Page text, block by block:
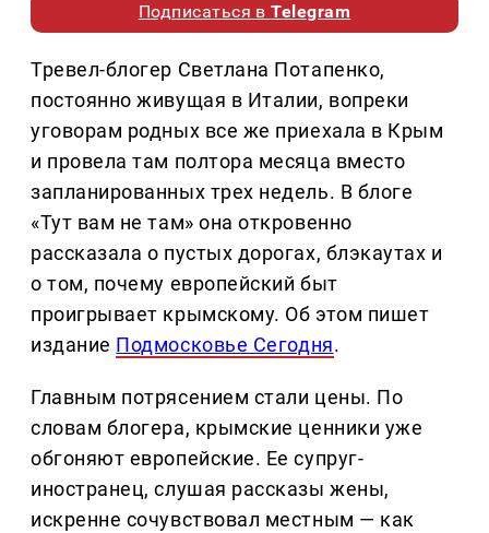
Подписаться вTelegram
Тревел-блогер Светлана Потапенко,
постоянно живущая в Италии, вопреки
уговорам родных все же приехала в Крым
и провела там полтора месяца вместо
запланированных трех недель. В блоге
«Тут вам не там» она откровенно
рассказала о пустых дорогах, блэкаутах и
о том, почему европейский быт
проигрывает крымскому. Об этом пишет
издание Подмосковье Сегодня.
Главным потрясением стали цены. По
словам блогера, крымские ценники уже
обгоняют европейские. Ее супруг-
иностранец, слушая рассказы жены,
искренне сочувствовал местным — как